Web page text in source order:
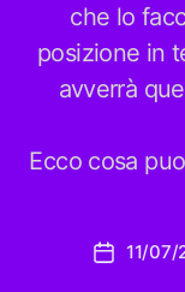
che lo
posizione in
avverrà
Ecco cosa
Data11/07/